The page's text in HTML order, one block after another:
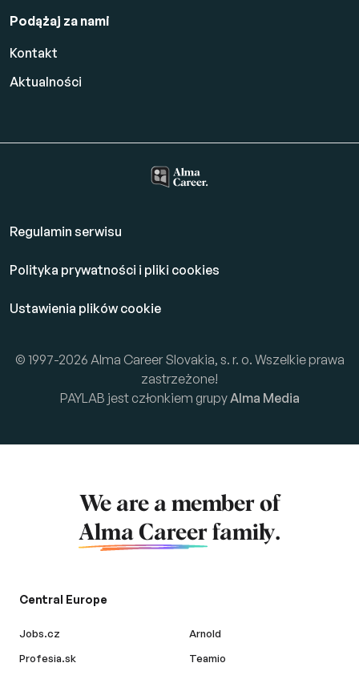
Podążaj za nami
Kontakt
Aktualności
Regulamin serwisu
Polityka prywatności i pliki cookies
Ustawienia plików cookie
© 1997-2026 Alma Career Slovakia, s. r. o. Wszelkie prawa
zastrzeżone!
PAYLAB jest członkiem grupy Alma Media
We are a member of
Alma Career family.
Central Europe
Jobs.cz
Profesia.sk
Arnold
Teamio